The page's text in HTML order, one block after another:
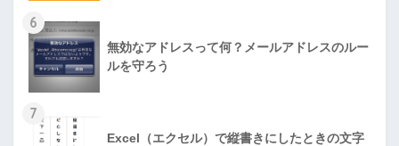
6
無効なアドレスって何？メールアドレスのルー
ルを守ろう
7
Excel（エクセル）で縦書きにしたときの文字